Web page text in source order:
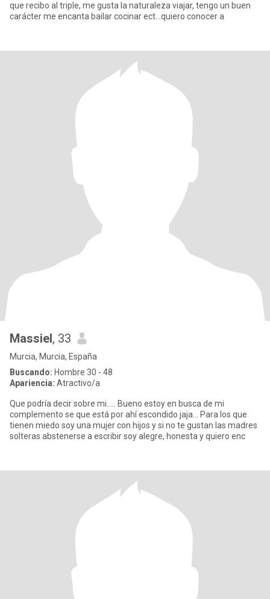
que recibo al triple, me gusta la naturaleza viajar, tengo un buen
carácter me encanta bailar cocinar ect...quiero conocer a
Massiel, 33
Murcia, Murcia, España
Buscando: Hombre 30 - 48
Apariencia: Atractivo/a
Que podría decir sobre mi..... Bueno estoy en busca de mi
complemento se que está por ahí escondido jaja... Para los que
tienen miedo soy una mujer con hijos y si no te gustan las madres
solteras abstenerse a escribir soy alegre, honesta y quiero enc